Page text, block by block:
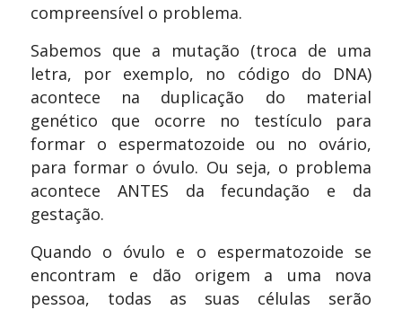
compreensível o problema.
Sabemos que a mutação (troca de uma
letra, por exemplo, no código do DNA)
acontece na duplicação do material
genético que ocorre no testículo para
formar o espermatozoide ou no ovário,
para formar o óvulo. Ou seja, o problema
acontece ANTES da fecundação e da
gestação.
Quando o óvulo e o espermatozoide se
encontram e dão origem a uma nova
pessoa, todas as suas células serão